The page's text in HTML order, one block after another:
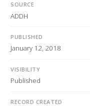
SOURCE
ADDH
PUBLISHED
January 12, 2018
VISIBILITY
Published
RECORD CREATED